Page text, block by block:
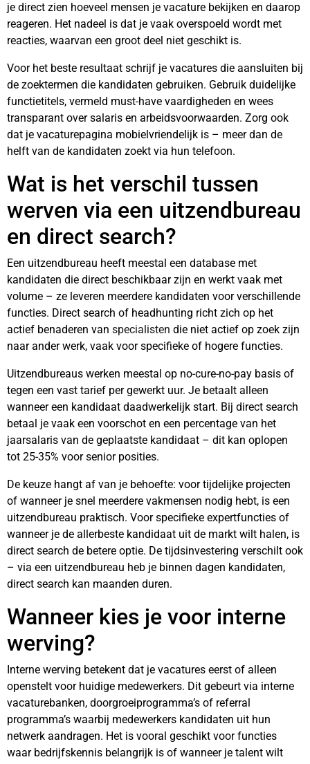
je direct zien hoeveel mensen je vacature bekijken en daarop
reageren. Het nadeel is dat je vaak overspoeld wordt met
reacties, waarvan een groot deel niet geschikt is.
Voor het beste resultaat schrijf je vacatures die aansluiten bij
de zoektermen die kandidaten gebruiken. Gebruik duidelijke
functietitels, vermeld must-have vaardigheden en wees
transparant over salaris en arbeidsvoorwaarden. Zorg ook
dat je vacaturepagina mobielvriendelijk is – meer dan de
helft van de kandidaten zoekt via hun telefoon.
Wat is het verschil tussen
werven via een uitzendbureau
en direct search?
Een uitzendbureau heeft meestal een database met
kandidaten die direct beschikbaar zijn en werkt vaak met
volume – ze leveren meerdere kandidaten voor verschillende
functies. Direct search of headhunting richt zich op het
actief benaderen van specialisten die niet actief op zoek zijn
naar ander werk, vaak voor specifieke of hogere functies.
Uitzendbureaus werken meestal op no-cure-no-pay basis of
tegen een vast tarief per gewerkt uur. Je betaalt alleen
wanneer een kandidaat daadwerkelijk start. Bij direct search
betaal je vaak een voorschot en een percentage van het
jaarsalaris van de geplaatste kandidaat – dit kan oplopen
tot 25-35% voor senior posities.
De keuze hangt af van je behoefte: voor tijdelijke projecten
of wanneer je snel meerdere vakmensen nodig hebt, is een
uitzendbureau praktisch. Voor specifieke expertfuncties of
wanneer je de allerbeste kandidaat uit de markt wilt halen, is
direct search de betere optie. De tijdsinvestering verschilt ook
– via een uitzendbureau heb je binnen dagen kandidaten,
direct search kan maanden duren.
Wanneer kies je voor interne
werving?
Interne werving betekent dat je vacatures eerst of alleen
openstelt voor huidige medewerkers. Dit gebeurt via interne
vacaturebanken, doorgroeiprogramma’s of referral
programma’s waarbij medewerkers kandidaten uit hun
netwerk aandragen. Het is vooral geschikt voor functies
waar bedrijfskennis belangrijk is of wanneer je talent wilt